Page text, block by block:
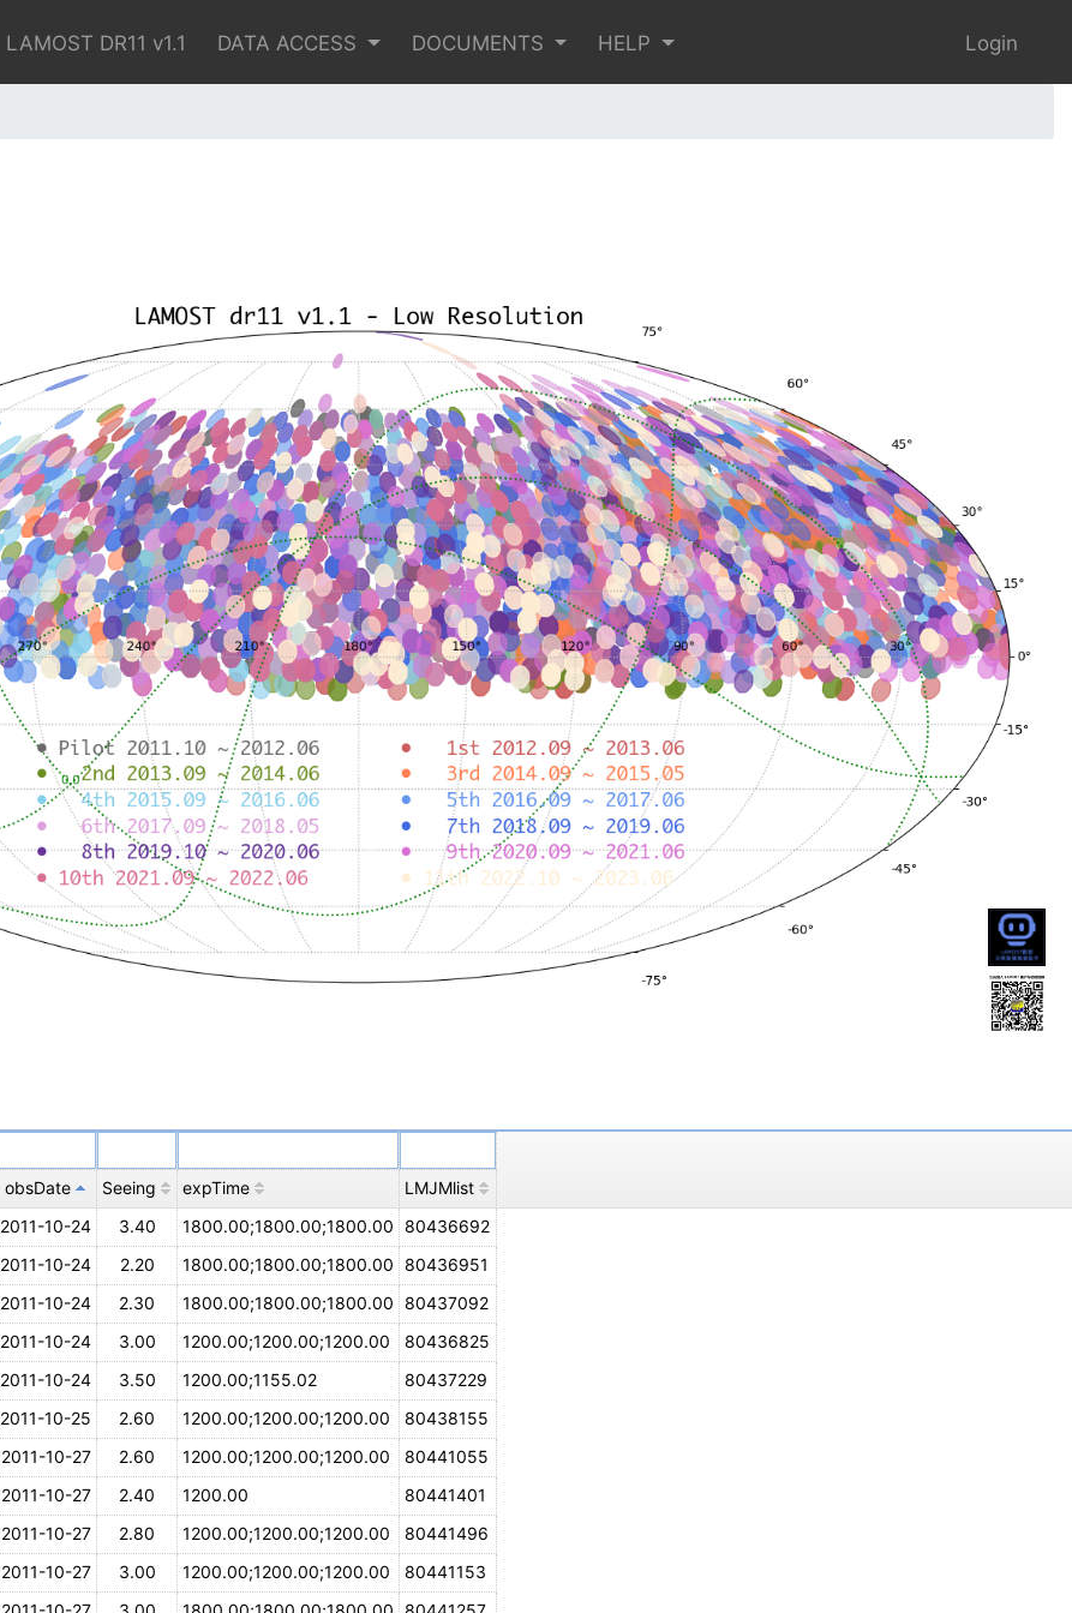
LAMOST DR11 v1.1 DATA ACCESS DOCUMENTS HELP Login
obsDate Seeing expTime
LMJMlist
2011-10-24 3.40 1800.00;1800.00;1800.00 80436692
2011-10-24 2.20 1800.00;1800.00;1800.00 80436951
2011-10-24 2.30 1800.00;1800.00;1800.00 80437092
2011-10-24 3.00 1200.00;1200.00;1200.00
80436825
2011-10-24 3.50 1200.00;1155.02
80437229
2011-10-25 2.60 1200.00;1200.00;1200.00
80438155
2011-10-27 2.60 1200.00;1200.00;1200.00
80441055
2011-10-27 2.40 1200.00
80441401
2011-10-27 2.80 1200.00;1200.00;1200.00
80441496
2011-10-27 3.00 1200.00;1200.00;1200.00
80441153